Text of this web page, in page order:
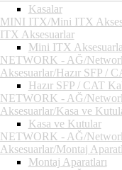
Kasalar
MINI ITX/Mini ITX
ITX Aksesuarlar
Mini ITX
NETWORK - AĞ/
Aksesuarlar/Hazır SFP /
Hazır SFP / CAT
NETWORK - AĞ/
Aksesuarlar/Kasa ve
Kasa ve Kutular
NETWORK - AĞ/
Aksesuarlar/Montaj
Montaj Aparatları